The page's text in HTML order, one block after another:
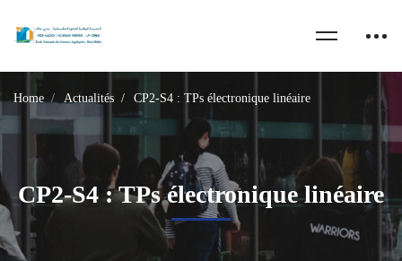
Home Actualités CP2-S4 : TPs électronique linéaire
CP2-S4 : TPs électronique linéaire